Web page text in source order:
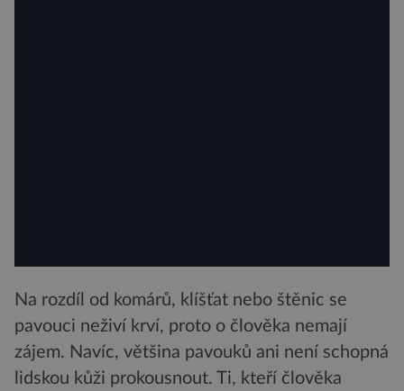
Na rozdíl od komárů, klíšťat nebo štěnic se
pavouci neživí krví, proto o člověka nemají
zájem. Navíc, většina pavouků ani není schopná
lidskou kůži prokousnout. Ti, kteří člověka